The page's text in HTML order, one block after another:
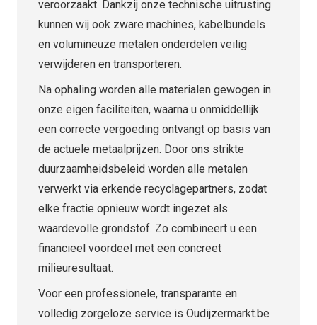
veroorzaakt. Dankzij onze technische uitrusting
kunnen wij ook zware machines, kabelbundels
en volumineuze metalen onderdelen veilig
verwijderen en transporteren.
Na ophaling worden alle materialen gewogen in
onze eigen faciliteiten, waarna u onmiddellijk
een correcte vergoeding ontvangt op basis van
de actuele metaalprijzen. Door ons strikte
duurzaamheidsbeleid worden alle metalen
verwerkt via erkende recyclagepartners, zodat
elke fractie opnieuw wordt ingezet als
waardevolle grondstof. Zo combineert u een
financieel voordeel met een concreet
milieuresultaat.
Voor een professionele, transparante en
volledig zorgeloze service is Oudijzermarkt.be